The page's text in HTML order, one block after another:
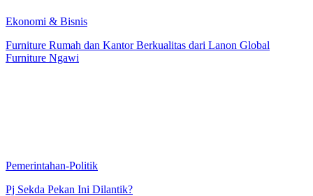
Ekonomi & Bisnis
Furniture Rumah dan Kantor Berkualitas dari Lanon Global
Furniture Ngawi
Pemerintahan-Politik
Pj Sekda Pekan Ini Dilantik?